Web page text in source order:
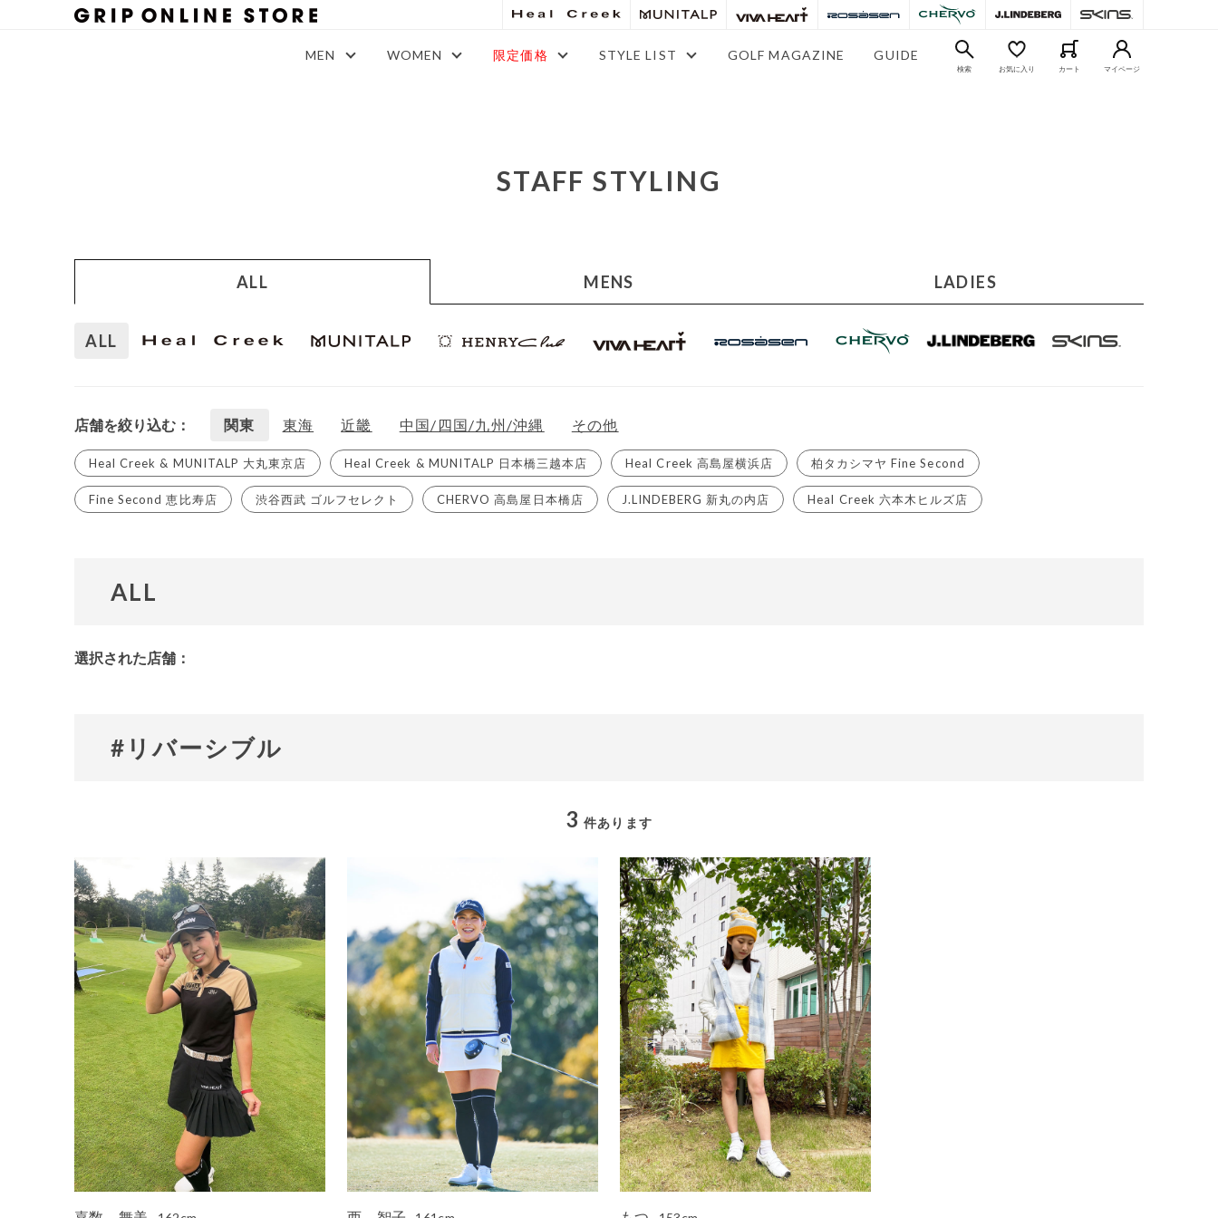
MEN WOMEN 限定価格 STYLE LIST GOLF MAGAZINE GUIDE
検索 お気に入り カート マイページ
STAFF STYLING
ALL MENS LADIES
ALL
店舗を絞り込む 関東 東海 近畿 中国/四国/九州/沖縄 その他
Heal Creek & MUNITALP 大丸東京店 Heal Creek & MUNITALP 日本橋三越本店 Heal Creek 高島屋横浜店 柏タカシマヤ Fine Second
Fine Second 恵比寿店 渋谷西武 ゴルフセレクト CHERVO 高島屋日本橋店 J.LINDEBERG 新丸の内店 Heal Creek 六本木ヒルズ店
ALL
選択された店舗：
#リバーシブル
3 件あります